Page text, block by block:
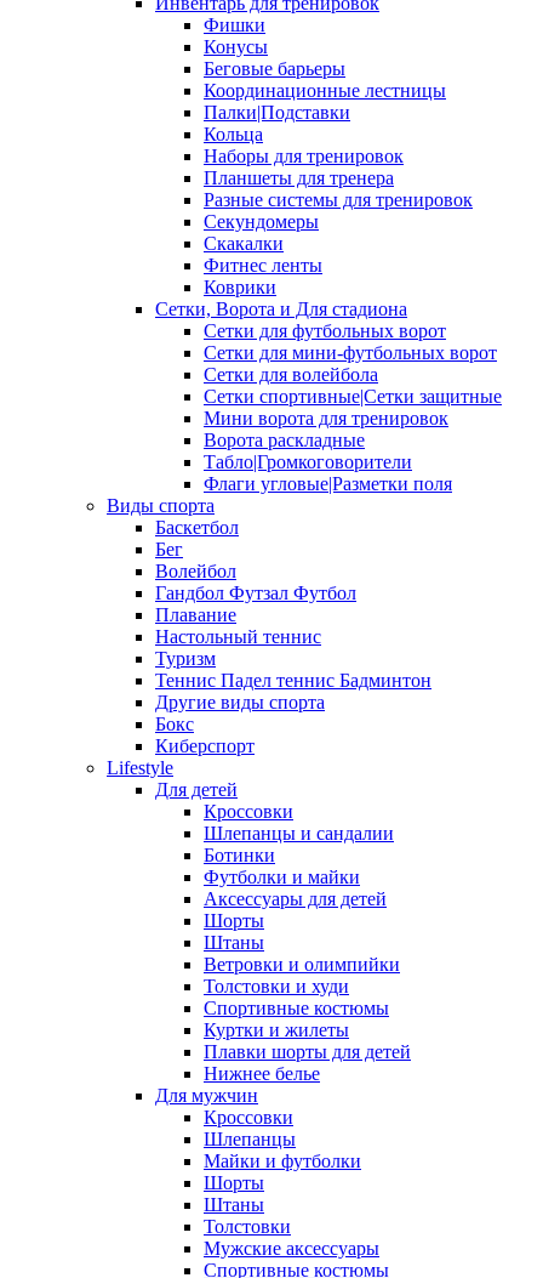
Фишки
Конусы
Беговые барьеры
Координационные лестницы
Палки|Подставки
Кольца
Наборы для тренировок
Планшеты для тренера
Разные системы для тренировок
Секундомеры
Скакалки
Фитнес ленты
Коврики
Сетки, Ворота и Для стадиона
Сетки для футбольных ворот
Сетки для мини-футбольных ворот
Сетки для волейбола
Сетки спортивные|Сетки защитные
Мини ворота для тренировок
Ворота раскладные
Табло|Громкоговорители
Флаги угловые|Разметки поля
Виды спорта
Баскетбол
Бег
Волейбол
Гандбол Футзал Футбол
Плавание
Настольный теннис
Туризм
Теннис Падел теннис Бадминтон
Другие виды спорта
Бокс
Киберспорт
Lifestyle
Для детей
Кроссовки
Шлепанцы и сандалии
Ботинки
Футболки и майки
Аксессуары для детей
Шорты
Штаны
Ветровки и олимпийки
Толстовки и худи
Спортивные костюмы
Куртки и жилеты
Плавки шорты для детей
Нижнее белье
Для мужчин
Кроссовки
Шлепанцы
Майки и футболки
Шорты
Штаны
Толстовки
Мужские аксессуары
Спортивные костюмы